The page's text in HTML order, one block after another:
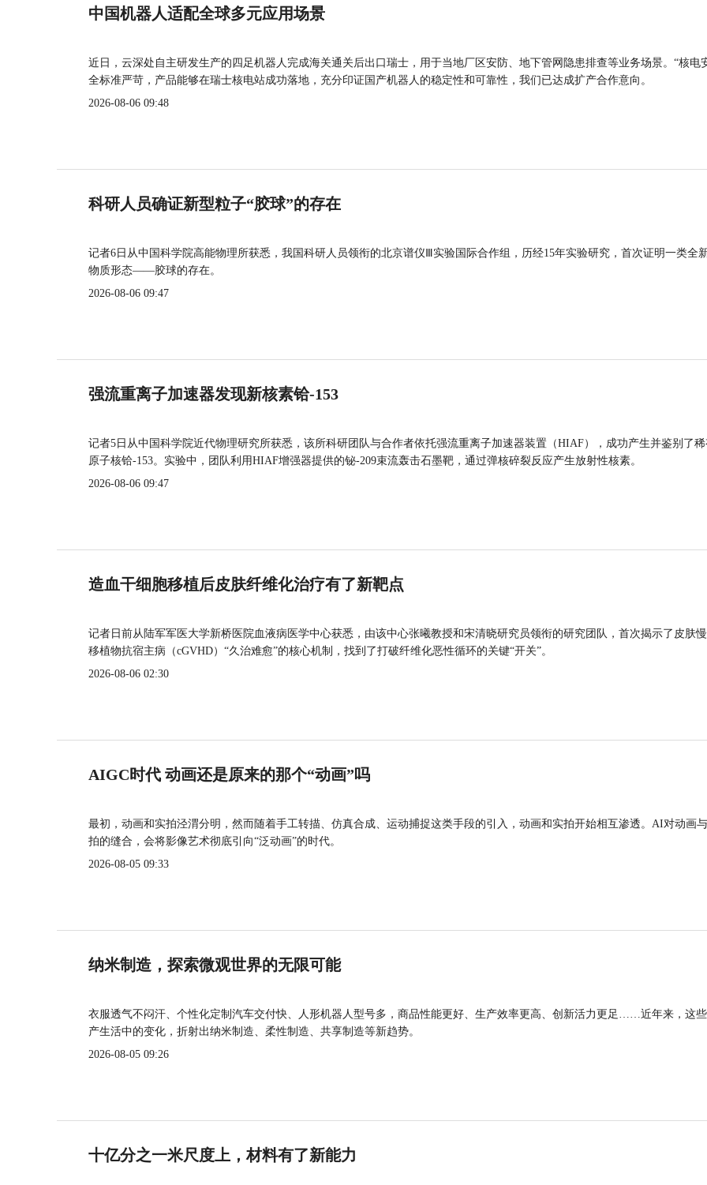
中国机器人适配全球多元应用场景
近日，云深处自主研发生产的四足机器人完成海关通关后出口瑞士，用于当地厂区安防、地下管网隐患排查等业务场景。“核电
全标准严苛，产品能够在瑞士核电站成功落地，充分印证国产机器人的稳定性和可靠性，我们已达成扩产合作意向。
2026-08-06 09:48
科研人员确证新型粒子“胶球”的存在
记者6日从中国科学院高能物理所获悉，我国科研人员领衔的北京谱仪Ⅲ实验国际合作组，历经15年实验研究，首次证明一类全
物质形态——胶球的存在。
2026-08-06 09:47
强流重离子加速器发现新核素铪-153
记者5日从中国科学院近代物理研究所获悉，该所科研团队与合作者依托强流重离子加速器装置（HIAF），成功产生并鉴别了
原子核铪-153。实验中，团队利用HIAF增强器提供的铋-209束流轰击石墨靶，通过弹核碎裂反应产生放射性核素。
2026-08-06 09:47
造血干细胞移植后皮肤纤维化治疗有了新靶点
记者日前从陆军军医大学新桥医院血液病医学中心获悉，由该中心张曦教授和宋清晓研究员领衔的研究团队，首次揭示了皮肤
移植物抗宿主病（cGVHD）“久治难愈”的核心机制，找到了打破纤维化恶性循环的关键“开关”。
2026-08-06 02:30
AIGC时代 动画还是原来的那个“动画”吗
最初，动画和实拍泾渭分明，然而随着手工转描、仿真合成、运动捕捉这类手段的引入，动画和实拍开始相互渗透。AI对动画
拍的缝合，会将影像艺术彻底引向“泛动画”的时代。
2026-08-05 09:33
纳米制造，探索微观世界的无限可能
衣服透气不闷汗、个性化定制汽车交付快、人形机器人型号多，商品性能更好、生产效率更高、创新活力更足……近年来，这
产生活中的变化，折射出纳米制造、柔性制造、共享制造等新趋势。
2026-08-05 09:26
十亿分之一米尺度上，材料有了新能力